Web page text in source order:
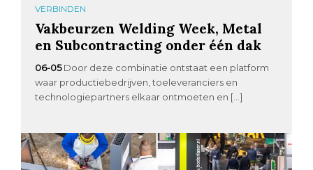
VERBINDEN
Vakbeurzen Welding Week, Metal
en Subcontracting onder één dak
06-05 Door deze combinatie ontstaat een platform
waar productiebedrijven, toeleveranciers en
technologiepartners elkaar ontmoeten en […]